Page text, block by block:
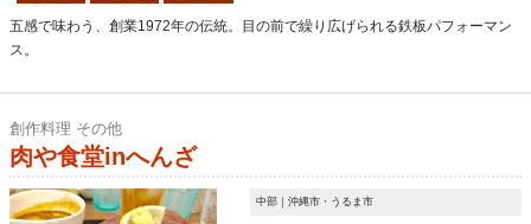
五感で味わう、創業1972年の伝統。目の前で繰り広げられる鉄板パフォーマン
ス。
創作料理 その他
肉や食堂inへんざ
中部｜沖縄市・うるま市